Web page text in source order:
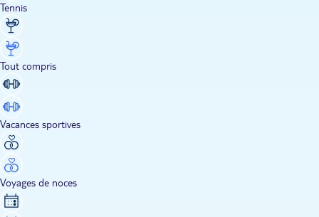
Tennis
Tout compris
Vacances sportives
Voyages de noces